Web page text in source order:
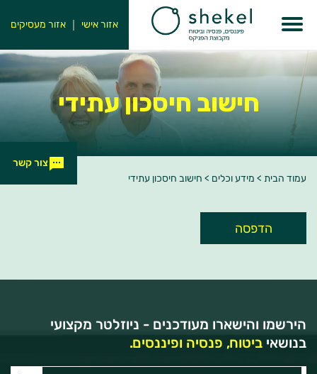
אזור אישי אזור מעסיקים
חישוב חיסכון עתידי
עמוד הבית > מידע וכלים > חישוב חיסכון עתידי
הדפסה
הירשמו והישארו מעודכנים - ניוזלטר מקצועי
בנושאי ביטוח, פנסיה ופיננסים.
צור קשר